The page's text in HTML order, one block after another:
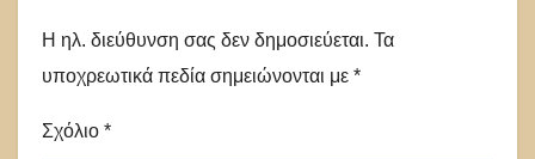
Η ηλ. διεύθυνση σας δεν δημοσιεύεται. Τα
υποχρεωτικά πεδία σημειώνονται με *
Σχόλιο *